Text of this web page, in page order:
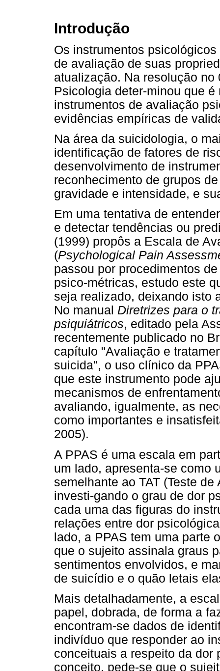
Introdução
Os instrumentos
de avaliação de suas
atualização. Na resolução
Psicologia deter-minou que
instrumentos de avaliação
evidências empíricas de
Na área da suicidologia, o
identificação de fatores de
desenvolvimento de
reconhecimento de grupos
gravidade e intensidade, e
Em uma tentativa de
e detectar tendências ou
(1999) propôs a Escala de
(Psychological Pain
passou por procedimentos
psico-métricas, estudo este
seja realizado, deixando isto
No manual Diretrizes para o
psiquiátricos, editado pela
recentemente publicado no
capítulo "Avaliação e
suicida", o uso clínico da
que este instrumento pode
mecanismos de
avaliando, igualmente, as
como importantes e
2005).
A PPAS é uma escala em
um lado, apresenta-se como
semelhante ao TAT (Teste
investi-gando o grau de dor
cada uma das figuras do
relações entre dor
lado, a PPAS tem uma parte
que o sujeito assinala graus
sentimentos envolvidos, e
de suicídio e o quão letais
Mais detalhadamente, a
papel, dobrada, de forma a
encontram-se dados de
indivíduo que responder ao
conceituais a respeito da dor
conceito, pede-se que o